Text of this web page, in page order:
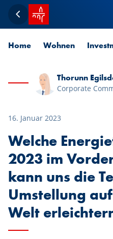
Zurück
Startseite SPUERKEESS
Home Wohnen
Thorunn
Corporate
16. Januar 2023
Welche
2023 im
kann uns die
Umstellung
Welt